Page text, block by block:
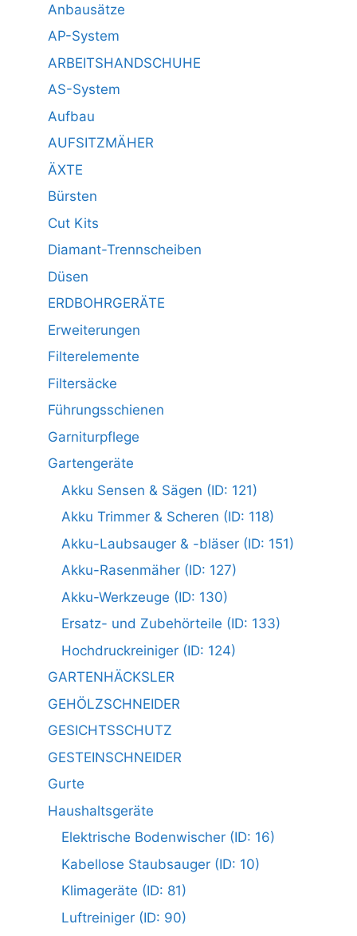
Anbausätze
AP-System
ARBEITSHANDSCHUHE
AS-System
Aufbau
AUFSITZMÄHER
ÄXTE
Bürsten
Cut Kits
Diamant-Trennscheiben
Düsen
ERDBOHRGERÄTE
Erweiterungen
Filterelemente
Filtersäcke
Führungsschienen
Garniturpflege
Gartengeräte
Akku Sensen & Sägen (ID: 121)
Akku Trimmer & Scheren (ID: 118)
Akku-Laubsauger & -bläser (ID: 151)
Akku-Rasenmäher (ID: 127)
Akku-Werkzeuge (ID: 130)
Ersatz- und Zubehörteile (ID: 133)
Hochdruckreiniger (ID: 124)
GARTENHÄCKSLER
GEHÖLZSCHNEIDER
GESICHTSSCHUTZ
GESTEINSCHNEIDER
Gurte
Haushaltsgeräte
Elektrische Bodenwischer (ID: 16)
Kabellose Staubsauger (ID: 10)
Klimageräte (ID: 81)
Luftreiniger (ID: 90)